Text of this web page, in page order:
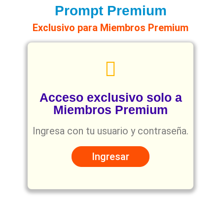
Prompt Premium
Exclusivo para Miembros Premium
Acceso exclusivo solo a
Miembros Premium
Ingresa con tu usuario y contraseña.
Ingresar